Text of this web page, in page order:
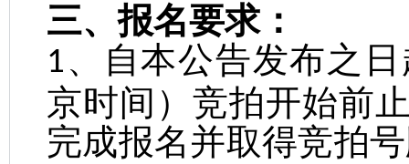
三、报名要求：
1 、自本公告发布之
京时间）竞拍开始前
完成报名并取得竞拍